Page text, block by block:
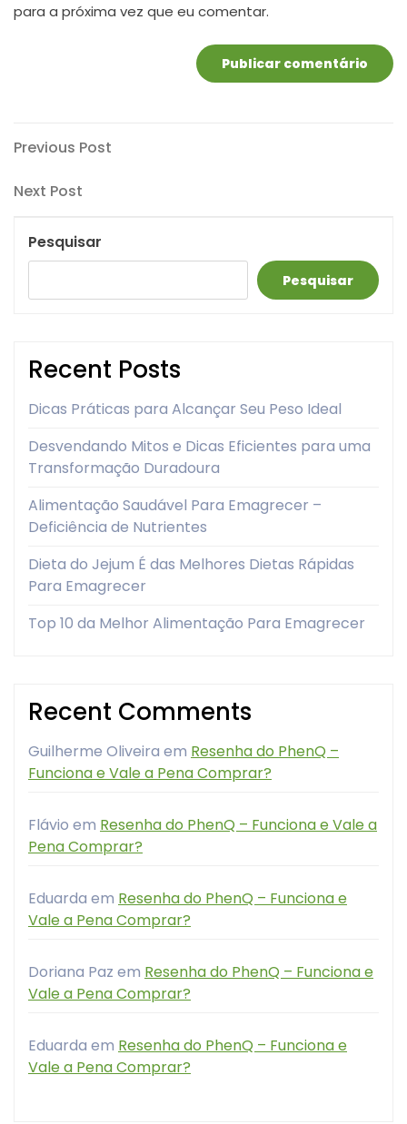
para a próxima vez que eu comentar.
Navegação
de
artigos
Previous
Previous Post
Next
Next Post
Pesquisar
Pesquisar
Recent Posts
Dicas Práticas para Alcançar Seu Peso Ideal
Desvendando Mitos e Dicas Eficientes para uma
Transformação Duradoura
Alimentação Saudável Para Emagrecer –
Deficiência de Nutrientes
Dieta do Jejum É das Melhores Dietas Rápidas
Para Emagrecer
Top 10 da Melhor Alimentação Para Emagrecer
Recent Comments
Guilherme Oliveira em Resenha do PhenQ –
Funciona e Vale a Pena Comprar?
Flávio em Resenha do PhenQ – Funciona e Vale a
Pena Comprar?
Eduarda em Resenha do PhenQ – Funciona e
Vale a Pena Comprar?
Doriana Paz em Resenha do PhenQ – Funciona e
Vale a Pena Comprar?
Eduarda em Resenha do PhenQ – Funciona e
Vale a Pena Comprar?